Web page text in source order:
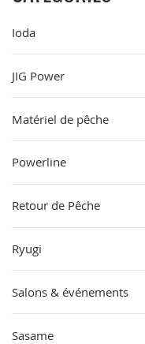
Ioda
JIG Power
Matériel de pêche
Powerline
Retour de Pêche
Ryugi
Salons & événements
Sasame